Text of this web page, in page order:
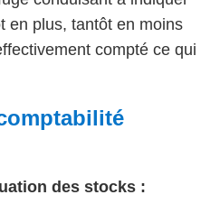
en plus, tantôt en moins
compté ce qui
des stocks :